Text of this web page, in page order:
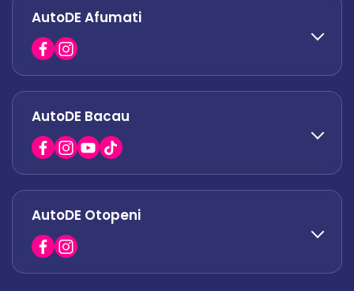
0758 338 428
office.militari@autode.ro
AutoDE Afumati
0751 628 054
AutoDE Bacau
0730 063 852
0730 063 851
AutoDE Otopeni